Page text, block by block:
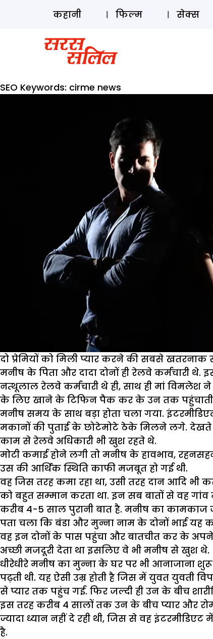
कहानी फिल्म सेक्स
SEO Keywords: cirme news
दो प्रेमियों को मिली प्यार करने की सबसे खतरनाक
मनीष के पिता और दादा दोनों ही रेलवे कर्मचारी
नत्थूलाल रेलवे कर्मचारी थे ही, साथ ही मां
के लिए खाने के टिफिन पैक कर के उन तक पहुंचाती
मनीष समय के साथ बड़ा होता चला गया.
मकानों की पुताई के छोटेमोटे ठेके मिलने लगे. देखते
काम से रेलवे अधिकारी भी खुश रहते थे.
मोटी कमाई होने लगी तो मनीष के हावभाव,
उस की आर्थिक स्थिति काफी मजबूत हो गई थी.
वह जिस तरह कमा रहा था, उसी तरह दान आदि भी
को बहुत सम्मान करता था. इन सब बातों से वह
करीब 4-5 साल पुरानी बात है. मनीष का कामकाज
पता चला कि बंडा और मुन्ना नाम के दोनों भाई यह
वह इन दोनों के पास पहुंचा और बातचीत कर के
अच्छी मजदूरी देता था इसलिए वे भी मनीष से खुश थे.
धीरेधीरे मनीष का मुन्ना के घर पर भी आनाजाना
पढ़ती थी. यह ऐसी उम्र होती है जिस में युवत युवती
से प्यार तक पहुंच गई. फिर जल्दी ही उन के बीच
इस तरह करीब 4 सालों तक उन के बीच प्यार और
ज्यादा ध्यान नहीं दे रही थी, जिस से वह
है.